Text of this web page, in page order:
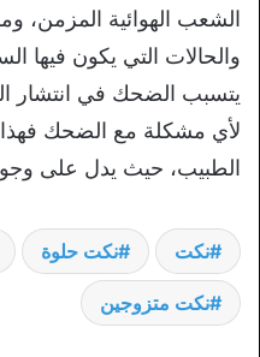
الشعب الهوائية المزمن،
والحالات التي يكون فيها
يتسبب الضحك في انتشار
لأي مشكلة مع الضحك
الطبيب، حيث يدل على
نكت نكت حلوة
نكت متزوجين